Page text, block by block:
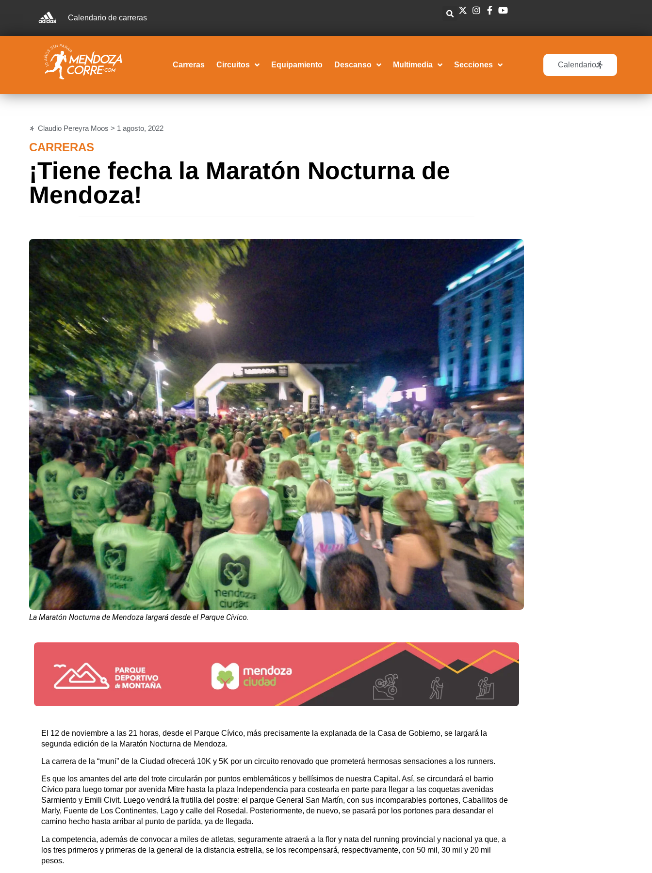
Calendario de carreras
Carreras Circuitos Equipamiento Descanso Multimedia Secciones Calendario
Claudio Pereyra Moos > 1 agosto, 2022
CARRERAS
¡Tiene fecha la Maratón Nocturna de
Mendoza!
La Maratón Nocturna de Mendoza largará desde el Parque Cívico.
El 12 de noviembre a las 21 horas, desde el Parque Cívico, más precisamente la explanada de la Casa de Gobierno, se largará la
segunda edición de la Maratón Nocturna de Mendoza.
La carrera de la “muni” de la Ciudad ofrecerá 10K y 5K por un circuito renovado que prometerá hermosas sensaciones a los runners.
Es que los amantes del arte del trote circularán por puntos emblemáticos y bellísimos de nuestra Capital. Así, se circundará el barrio
Cívico para luego tomar por avenida Mitre hasta la plaza Independencia para costearla en parte para llegar a las coquetas avenidas
Sarmiento y Emili Civit. Luego vendrá la frutilla del postre: el parque General San Martín, con sus incomparables portones, Caballitos de
Marly, Fuente de Los Continentes, Lago y calle del Rosedal. Posteriormente, de nuevo, se pasará por los portones para desandar el
camino hecho hasta arribar al punto de partida, ya de llegada.
La competencia, además de convocar a miles de atletas, seguramente atraerá a la flor y nata del running provincial y nacional ya que, a
los tres primeros y primeras de la general de la distancia estrella, se los recompensará, respectivamente, con 50 mil, 30 mil y 20 mil
pesos.